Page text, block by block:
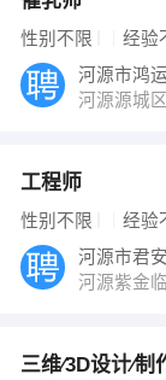
性别不限 经验
河源市鸿
河源源城
工程师
性别不限 经验
河源紫金
三维∕3D设计∕制